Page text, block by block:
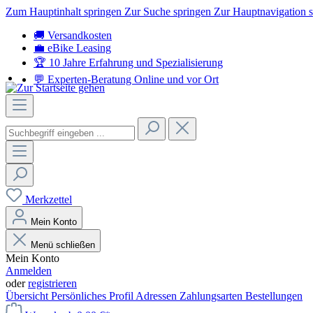
Zum Hauptinhalt springen Zur Suche springen Zur Hauptnavigation
🚚 Versandkosten
💼 eBike Leasing
🏆 10 Jahre Erfahrung und Spezialisierung
💬 Experten-Beratung Online und vor Ort
Merkzettel
Mein Konto
Menü schließen
Mein Konto
Anmelden
oderregistrieren
Übersicht Persönliches Profil Adressen Zahlungsarten Bestellungen